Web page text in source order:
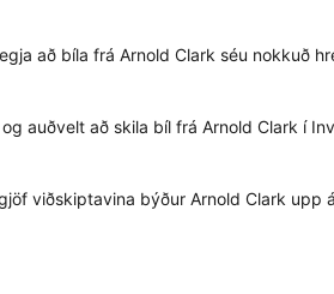
að bíla frá Arnold Clark séu nokkuð
auðvelt að skila bíl frá Arnold Clark í
viðskiptavina býður Arnold Clark upp